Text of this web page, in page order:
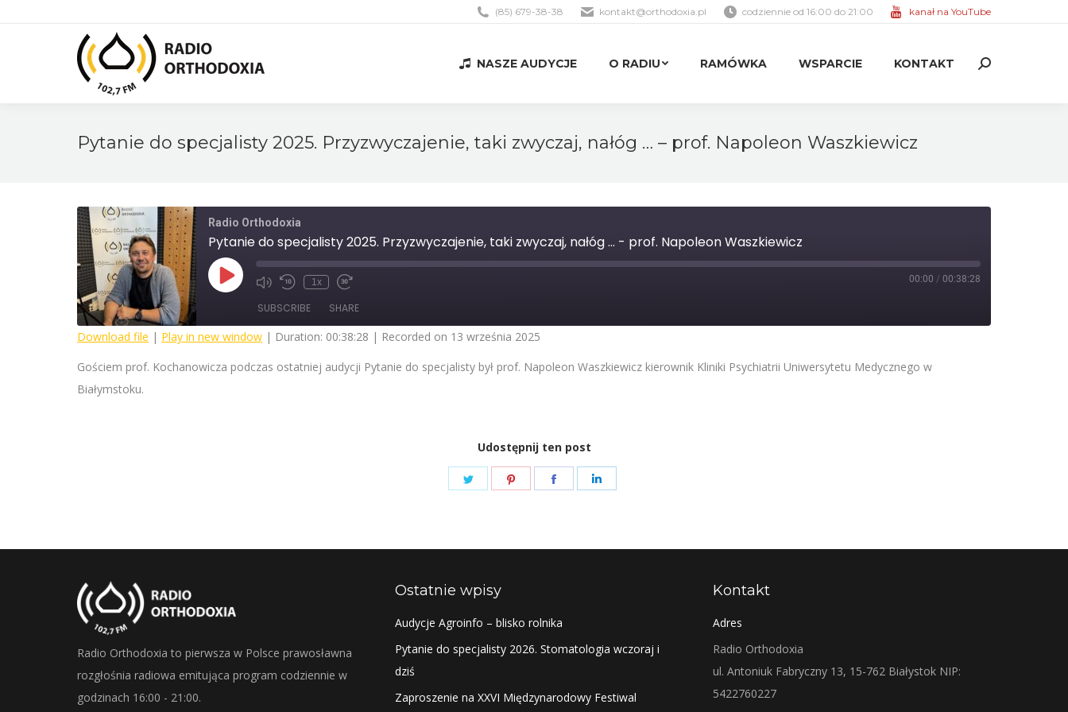
(85) 679-38-38 kontakt@orthodoxia.pl codziennie od 16:00 do 21:00 kanał na YouTube
NASZE AUDYCJE O RADIU RAMÓWKA WSPARCIE KONTAKT Search:
Pytanie do specjalisty 2025. Przyzwyczajenie, taki zwyczaj, nałóg … – prof. Napoleon Waszkiewicz
Radio Orthodoxia
Pytanie do specjalisty 2025. Przyzwyczajenie, taki zwyczaj, nałóg ... - prof. Napoleon Waszkiewicz
Play
Episode Mute/Unmute
Rewind
Seconds
1x
Fast
30
seconds
00:00 / 00:38:28
SUBSCRIBE SHARE
RSS FEED
LINK
Download file | Play in new window | Duration: 00:38:28 | Recorded on 13 września 2025
Gościem prof. Kochanowicza podczas ostatniej audycji Pytanie do specjalisty był prof. Napoleon Waszkiewicz kierownik Kliniki Psychiatrii Uniwersytetu Medycznego w
Białymstoku.
Udostępnij ten post
Share
Share
Share
Radio Orthodoxia to pierwsza w Polsce prawosławna
rozgłośnia radiowa emitująca program codziennie w
godzinach 16:00 - 21:00.
Ostatnie wpisy
Audycje Agroinfo – blisko rolnika
Pytanie do specjalisty 2026. Stomatologia wczoraj i
dziś
Zaproszenie na XXVI Międzynarodowy Festiwal
Kontakt
Adres
Radio Orthodoxia
ul. Antoniuk Fabryczny 13, 15-762 Białystok NIP:
5422760227